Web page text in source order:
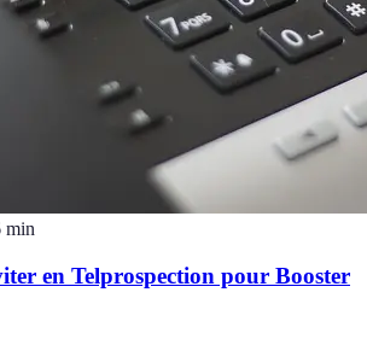
min
en Telprospection pour Booster